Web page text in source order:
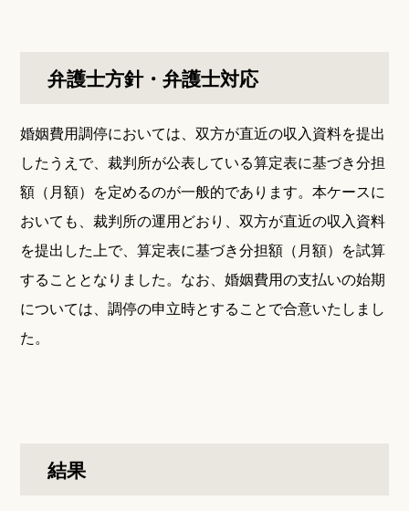
弁護士方針・弁護士対応
婚姻費用調停においては、双方が直近の収入資料を提出
したうえで、裁判所が公表している算定表に基づき分担
額（月額）を定めるのが一般的であります。本ケースに
おいても、裁判所の運用どおり、双方が直近の収入資料
を提出した上で、算定表に基づき分担額（月額）を試算
することとなりました。なお、婚姻費用の支払いの始期
については、調停の申立時とすることで合意いたしまし
た。
結果